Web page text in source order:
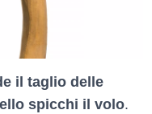
il taglio delle
spicchi il volo.